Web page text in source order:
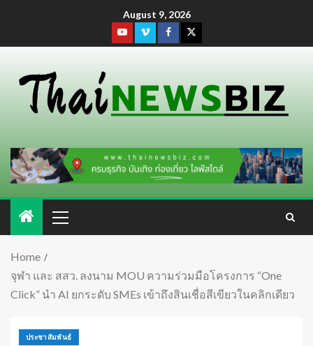
August 9, 2026
Home
จุฬา และ สสว. ลงนาม MOU ความร่วมมือโครงการ “One
Click” นำ AI ยกระดับ SMEs เข้าถึงสินเชื่อสีเขียวในคลิกเดียว
ประชาสัมพันธ์